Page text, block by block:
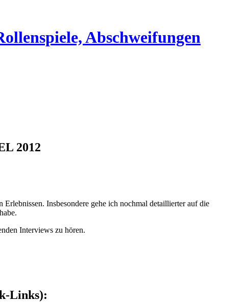
2012
Insbesondere gehe ich nochmal detaillierter auf die
Interviews zu hören.
Links):